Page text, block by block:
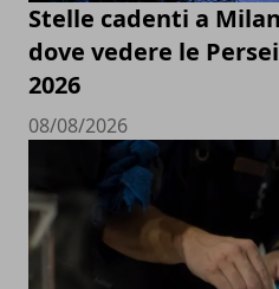
Stelle cadenti a
dove vedere le
2026
08/08/2026